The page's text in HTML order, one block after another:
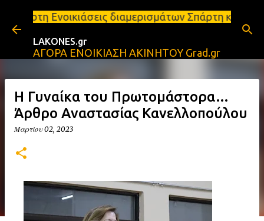
Μετάβαση στο κύριο περιεχόμενο
διαμερισμάτων Σπάρτη και Λακωνία
LAKONES.gr
ΑΓΟΡΑ ΕΝΟΙΚΙΑΣΗ ΑΚΙΝΗΤΟΥ Grad.gr
Η Γυναίκα του Πρωτομάστορα…
Άρθρο Αναστασίας Κανελλοπούλου
Μαρτίου 02, 2023